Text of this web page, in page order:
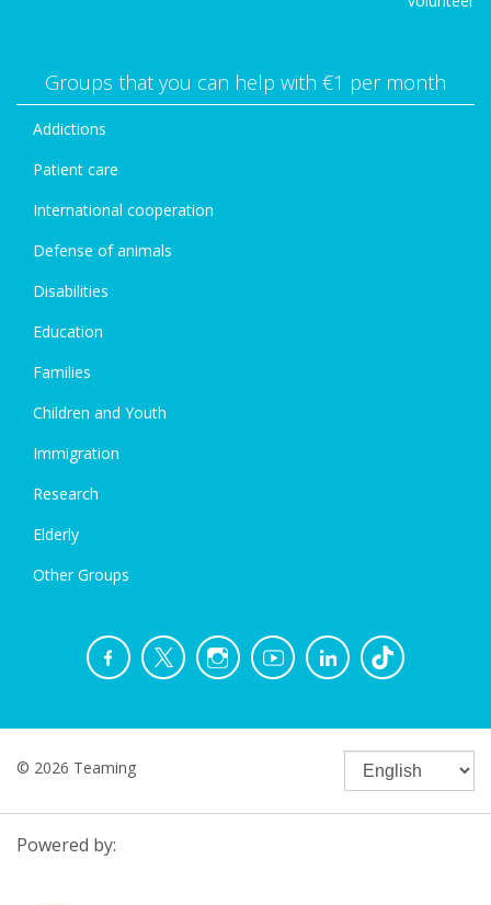
Groups that you can help with €1 per month
Addictions
Patient care
International cooperation
Defense of animals
Disabilities
Education
Families
Children and Youth
Immigration
Research
Elderly
Other Groups
© 2026 Teaming
Powered by: